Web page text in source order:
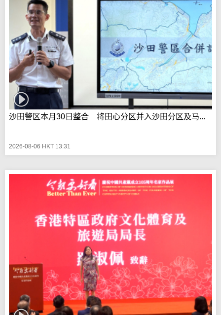
沙田警区本月30日整合 将田心分区并入沙田分区及马...
2026-08-06 HKT 13:31